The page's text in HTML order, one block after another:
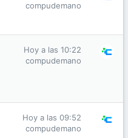
compudemano
Hoy a las 10:22
compudemano
Hoy a las 09:52
compudemano